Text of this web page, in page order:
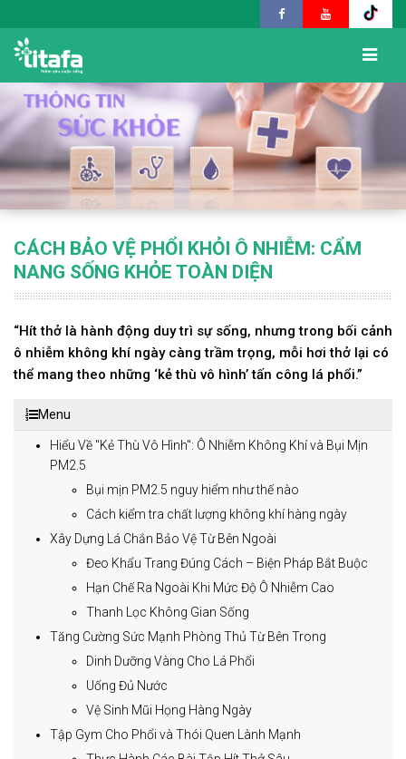
CÁCH BẢO VỆ PHỔI KHỎI Ô NHIỄM: CẨM
NANG SỐNG KHỎE TOÀN DIỆN
“Hít thở là hành động duy trì sự sống, nhưng trong bối cảnh
ô nhiễm không khí ngày càng trầm trọng, mỗi hơi thở lại có
thể mang theo những ‘kẻ thù vô hình’ tấn công lá phổi.”
Menu
Hiểu Về "Kẻ Thù Vô Hình": Ô Nhiễm Không Khí và Bụi Mịn
PM2.5
Bụi mịn PM2.5 nguy hiểm như thế nào
Cách kiểm tra chất lượng không khí hàng ngày
Xây Dựng Lá Chắn Bảo Vệ Từ Bên Ngoài
Đeo Khẩu Trang Đúng Cách – Biện Pháp Bắt Buộc
Hạn Chế Ra Ngoài Khi Mức Độ Ô Nhiễm Cao
Thanh Lọc Không Gian Sống
Tăng Cường Sức Mạnh Phòng Thủ Từ Bên Trong
Dinh Dưỡng Vàng Cho Lá Phổi
Uống Đủ Nước
Vệ Sinh Mũi Họng Hàng Ngày
Tập Gym Cho Phổi và Thói Quen Lành Mạnh